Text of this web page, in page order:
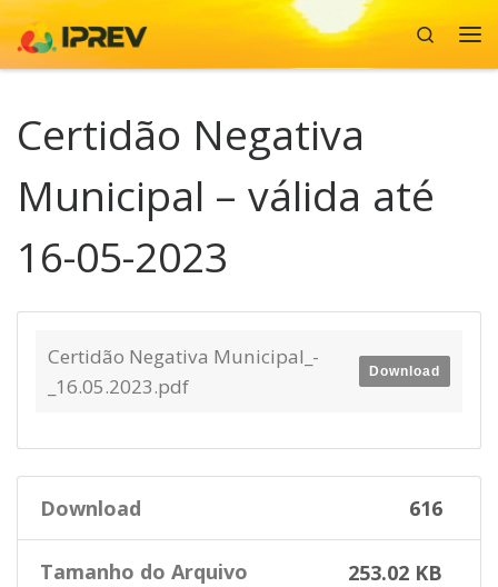
Skip to content
Search
Certidão Negativa
Municipal – válida até
16-05-2023
Certidão Negativa Municipal_-
_16.05.2023.pdf
Download
Download 616
Tamanho do Arquivo 253.02 KB